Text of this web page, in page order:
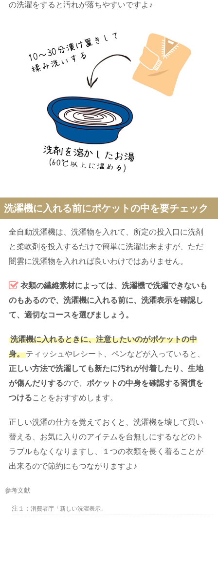
の洗濯をすると汚れが落ちやすいですよ♪
洗濯機に入れる前にポケットの中を要チェック
全自動洗濯機は、洗濯物を入れて、所定の投入口に洗剤
と柔軟剤を投入するだけで簡単に洗濯出来ますが、ただ
闇雲に洗濯物を入れれば良いわけではありません。
衣類の繊維素材によっては、洗濯機で洗濯できないも
のもあるので、洗濯機に入れる前に、洗濯表示を確認し
て、適切なコースを選びましょう。
洗濯機に入れるときに、注意したいのがポケットの中
身。 ティッシュやレシート、ペンなどが入っていると、
正しい方法で洗濯しても新たに汚れが付着したり、生地
が傷んだりするので、 ポケットの中身を確認する習慣を
つけることをおすすめします。
正しい洗濯の仕方を覚えておくと、洗濯機を壊して買い
替える、お気に入りのアイテムを台無しにするなどのト
ラブルもなくなりますし、１つの衣類を長く着ることが
出来るので節約にもつながりますよ♪
参考文献
注１： 消費者庁「新しい洗濯表示」